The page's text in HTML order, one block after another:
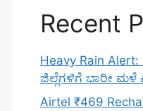
Recent
Heavy Rain
ಜಿಲ್ಲೆಗಳಿಗೆ ಭಾರೀ ಮಳೆ
Airtel ₹469